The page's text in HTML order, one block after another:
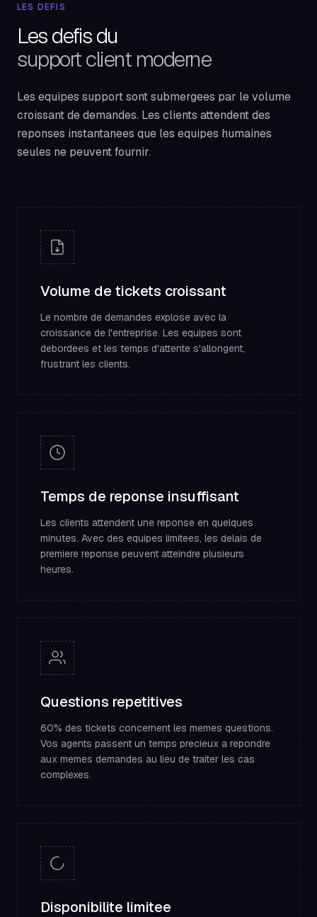
LES DEFIS
Les defis du
support client moderne
Les equipes support sont submergees par le volume
croissant de demandes. Les clients attendent des
reponses instantanees que les equipes humaines
seules ne peuvent fournir.
Volume de tickets croissant
Le nombre de demandes explose avec la
croissance de l'entreprise. Les equipes sont
debordees et les temps d'attente s'allongent,
frustrant les clients.
Temps de reponse insuffisant
Les clients attendent une reponse en quelques
minutes. Avec des equipes limitees, les delais de
premiere reponse peuvent atteindre plusieurs
heures.
Questions repetitives
60% des tickets concernent les memes questions.
Vos agents passent un temps precieux a repondre
aux memes demandes au lieu de traiter les cas
complexes.
Disponibilite limitee